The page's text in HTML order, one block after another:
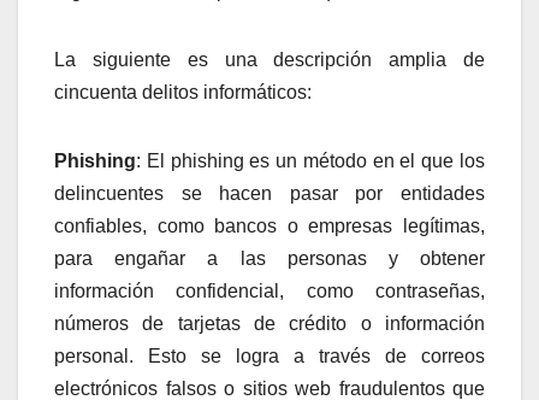
La siguiente es una descripción amplia de
cincuenta delitos informáticos:
Phishing: El phishing es un método en el que los
delincuentes se hacen pasar por entidades
confiables, como bancos o empresas legítimas,
para engañar a las personas y obtener
información confidencial, como contraseñas,
números de tarjetas de crédito o información
personal. Esto se logra a través de correos
electrónicos falsos o sitios web fraudulentos que